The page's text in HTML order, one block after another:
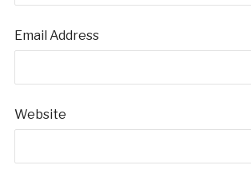
Email Address
Website